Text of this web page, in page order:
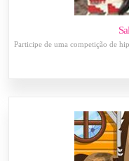
Participe de uma competição de